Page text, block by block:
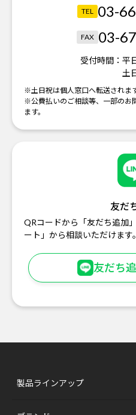
TEL 03-
FAX 03-
受付時間： 平
土
※土日祝は個人窓口へ転送されます
※公費払いのご相談等、一部のお
ます。
友だ
QRコードから「友だち追加
ート」から相談いただけます。
友だち
製品ラインアップ